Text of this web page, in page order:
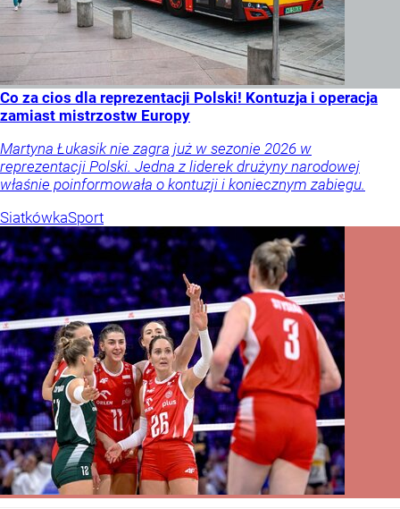
Co za cios dla reprezentacji Polski! Kontuzja i operacja
zamiast mistrzostw Europy
Martyna Łukasik nie zagra już w sezonie 2026 w
reprezentacji Polski. Jedna z liderek drużyny narodowej
właśnie poinformowała o kontuzji i koniecznym zabiegu.
SiatkówkaSport